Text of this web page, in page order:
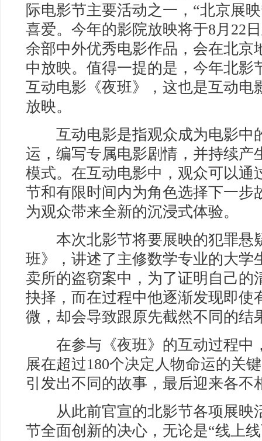
际电影节主要活动之一，“北京展
喜爱。今年的影院放映将于8月22
余部中外优秀电影作品，会在北京
中放映。值得一提的是，今年北影
互动电影《夜班》，这也是互动电
放映。
互动电影是指观众成为电影中
运，编写专属电影剧情，并持续产
模式。在互动电影中，观众可以通
节和有限时间内为角色选择下一步
为观众带来全新的沉浸式体验。
本次北影节将要展映的犯罪悬
班》，讲述了主修数学专业的大学
卖所的盗窃案中，为了证明自己的
抉择，而在过程中他逐渐发现即使
微，却会导致跟原先截然不同的结
在参与《夜班》的互动过程中
展在超过180个决定人物命运的关
引发出不同的故事，最后迎来各不
从此前官宣的北影节各项展映
节全面创新的决心，无论是“线上